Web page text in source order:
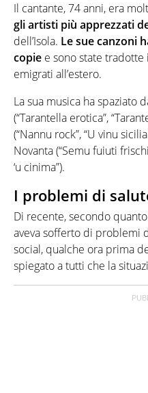
Il cantante, 74 anni, era
gli artisti più apprezzati
dell’Isola. Le sue canzoni
copie e sono state
emigrati all’estero.
La sua musica ha spaziato
(“Tarantella erotica”,
(“Nannu rock”, “U vinu
Novanta (“Semu fuiuti
‘u cinima”).
I problemi di
Di recente, secondo
aveva sofferto di problemi
social, qualche ora prima
spiegato a tutti che la